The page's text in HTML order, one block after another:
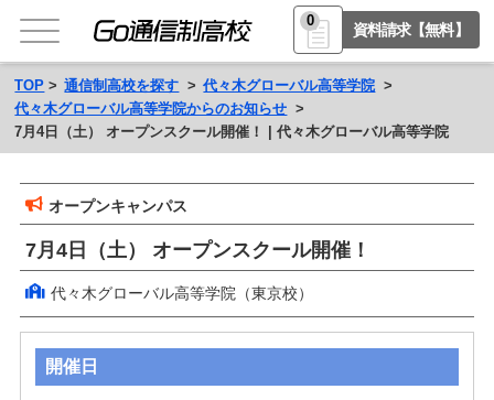
0
資料請求【無料】
TOP 通信制高校を探す
代々木グローバル高等学院
代々木グローバル高等学院からのお知らせ
7月4日（土） オープンスクール開催！ | 代々木グローバル高等学院
オープンキャンパス
7月4日（土） オープンスクール開催！
代々木グローバル高等学院（東京校）
開催日